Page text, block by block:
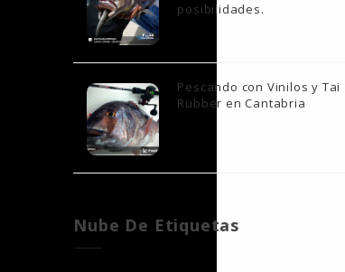
posibilidades.
Pescando con Vinilos y Tai
Rubber en Cantabria
Nube De Etiquetas